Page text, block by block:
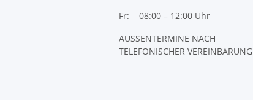
Fr: 08:00 – 12:00 Uhr
AUSSENTERMINE NACH
TELEFONISCHER VEREINBARUNG